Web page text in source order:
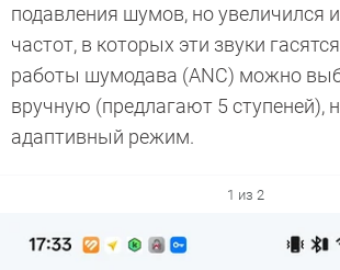
подавления шумов, но увеличился
частот, в которых эти звуки
работы шумодава (ANC) можно
вручную (предлагают 5 ступеней),
адаптивный режим.
1 из 2